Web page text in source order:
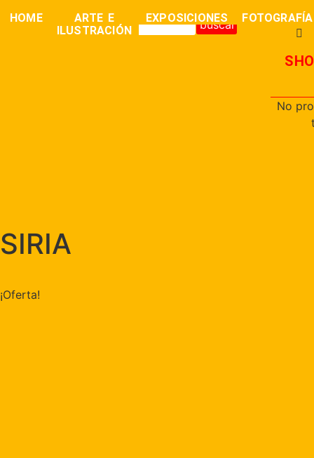
HOME
ARTE E
ILUSTRACIÓN
EXPOSICIONES FOTOGRAFÍA
buscar
0,00€
No
SIRIA
¡Oferta!